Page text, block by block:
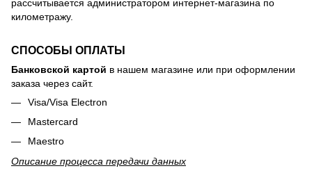
рассчитывается администратором интернет-магазина по
километражу.
СПОСОБЫ ОПЛАТЫ
Банковской картой в нашем магазине или при оформлении
заказа через сайт.
Visa/Visa Electron
Mastercard
Maestro
Описание процесса передачи данных